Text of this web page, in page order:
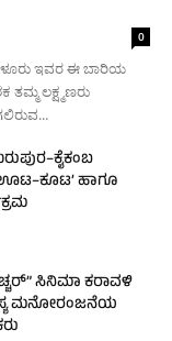
0
ಇವರ ಈ ಬಾರಿಯ
ಲಕ್ಷ್ಮಣರು
ಹಾಗೂ
ಸಿನಿಮಾ ಕರಾವಳಿ
ಮನೋರಂಜನೆಯ